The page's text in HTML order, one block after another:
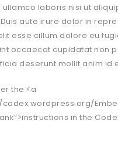
laboris nisi ut
aute irure dolor in
esse cillum dolore eu
occaecat cupidatat non
deserunt mollit anim id
the <a
in the